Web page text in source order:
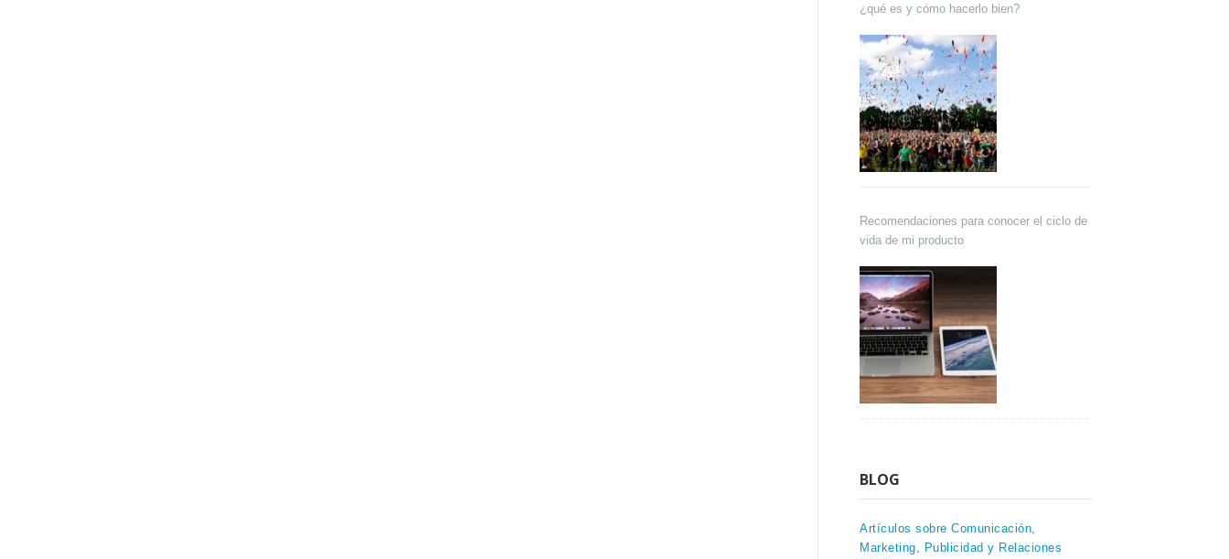
¿qué es y cómo hacerlo bien?
Recomendaciones para conocer el ciclo de
vida de mi producto
BLOG
Artículos sobre Comunicación,
Marketing, Publicidad y Relaciones